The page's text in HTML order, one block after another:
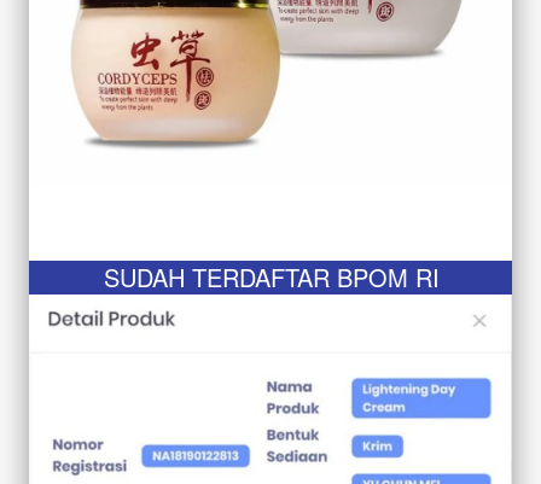
SUDAH TERDAFTAR BPOM RI